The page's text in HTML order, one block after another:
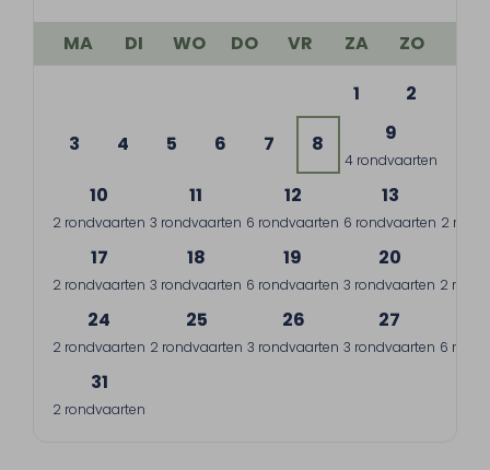
MA DI WO DO VR ZA
ZO
1
2
3 4 5 6 7 8 9
4 rondvaarten
10
2 rondvaarten
11
3 rondvaarten
12
6 rondvaarten
13
6 rondvaarten 2
17
2 rondvaarten
18
3 rondvaarten
19
6 rondvaarten
20
3 rondvaarten 2
24
2 rondvaarten
25
2 rondvaarten
26
3 rondvaarten
27
3 rondvaarten 6
31
2 rondvaarten